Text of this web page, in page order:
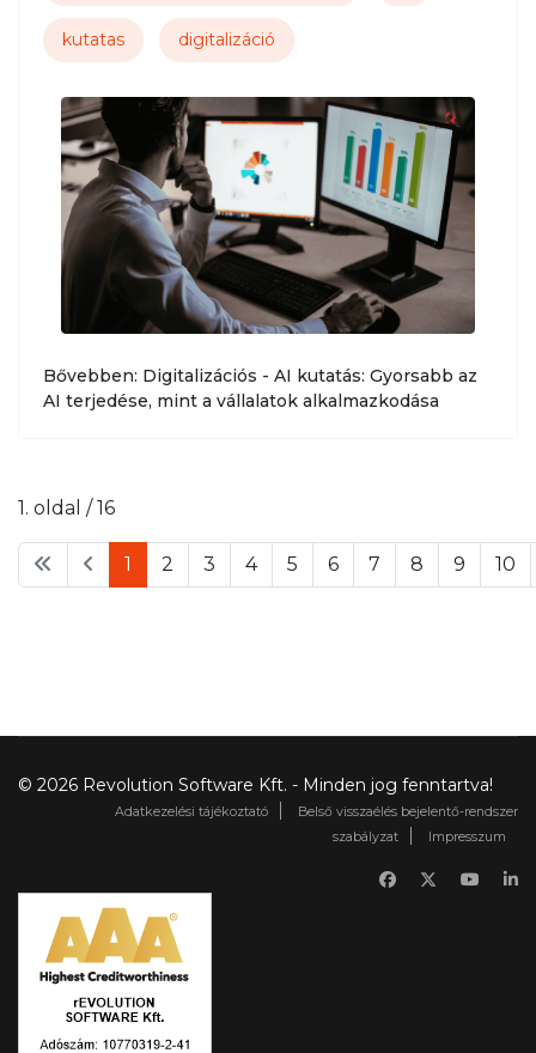
kutatas digitalizáció
Bővebben: Digitalizációs - AI kutatás: Gyorsabb az
AI terjedése, mint a vállalatok alkalmazkodása
1. oldal / 16
1 2 3 4 5 6 7 8 9 10
© 2026 Revolution Software Kft. - Minden jog fenntartva!
Adatkezelési tájékoztató
Belső visszaélés bejelentő-rendszer
szabályzat
Impresszum